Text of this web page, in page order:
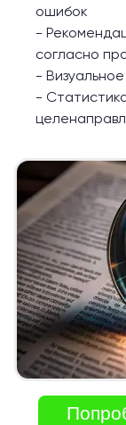
ошибок
-
согласно
-
-